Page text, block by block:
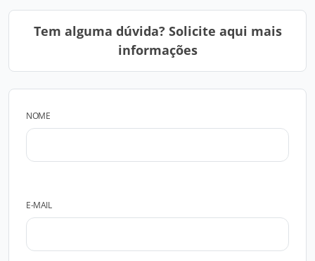
Tem alguma dúvida? Solicite aqui mais
informações
NOME
E-MAIL